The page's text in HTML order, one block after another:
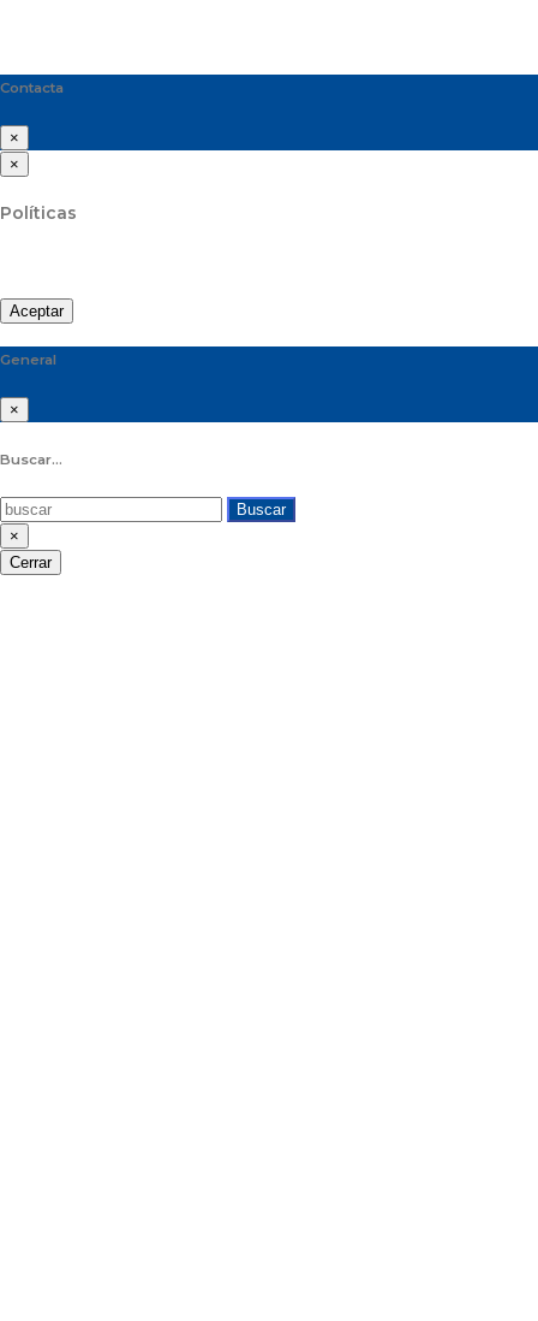
Contacta
×
×
Políticas
Aceptar
General
×
Buscar...
Buscar
×
Cerrar